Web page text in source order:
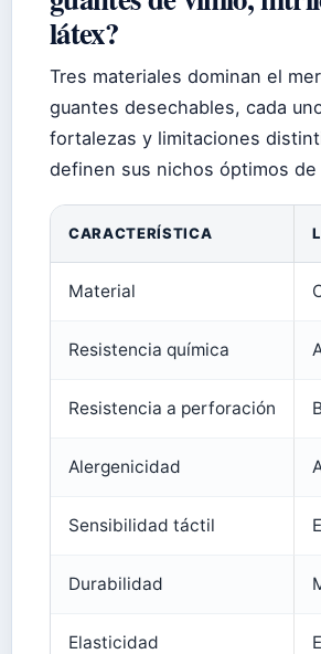
látex?
Tres materiales dominan el
guantes desechables, cada
fortalezas y limitaciones
definen sus nichos óptimos de
CARACTERÍSTICA
Material
Resistencia química
Resistencia a perforación
Alergenicidad
Sensibilidad táctil
Durabilidad
Elasticidad